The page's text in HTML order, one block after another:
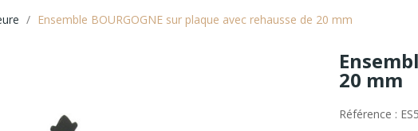
Ensemble BOURGOGNE sur plaque avec rehausse de 20 mm
20 mm
Référence :